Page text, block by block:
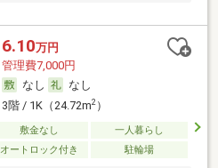
6.10万円
管理費7,000円
なし
なし
3階 / 1K（24.72m2）
敷金なし
一人暮らし
オートロック付き 駐輪場